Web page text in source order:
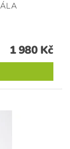
1 980 Kč